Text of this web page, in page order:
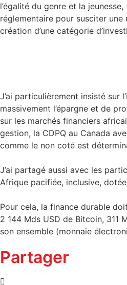
l’égalité du genre et la
réglementaire pour susciter
création d’une catégorie
J’ai particulièrement insisté sur
massivement l’épargne et de
sur les marchés financiers
gestion, la CDPQ au Canada
comme le non coté est
J’ai partagé aussi avec les
Afrique pacifiée, inclusive,
Pour cela, la finance durable
2 144 Mds USD de Bitcoin, 311
son ensemble (monnaie
Partager